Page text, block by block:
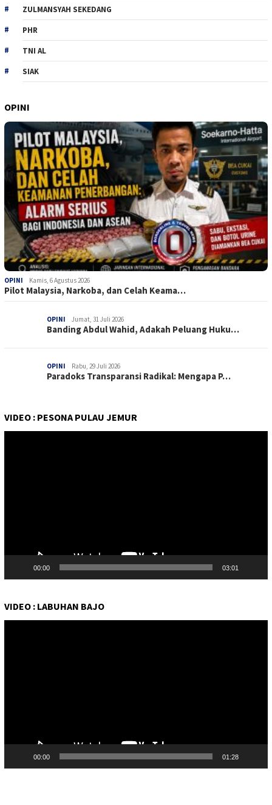
ZULMANSYAH SEKEDANG
PHR
TNI AL
SIAK
OPINI
OPINI Kamis, 6 Agustus 2026
Pilot Malaysia, Narkoba, dan Celah Keama…
OPINI Jumat, 31 Juli 2026
Banding Abdul Wahid, Adakah Peluang Huku…
OPINI Rabu, 29 Juli 2026
Paradoks Transparansi Radikal: Mengapa P…
VIDEO : PESONA PULAU JEMUR
00:00 03:01
VIDEO : LABUHAN BAJO
00:00 01:28